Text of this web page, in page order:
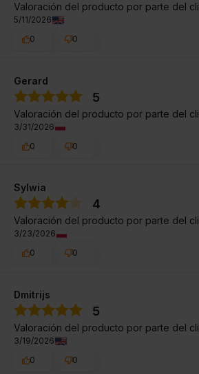
Valoración del producto por parte del
5/11/2026
0
0
Gerard
5
Valoración del producto por parte del
3/31/2026
0
0
Sylwia
4
Valoración del producto por parte del
3/23/2026
0
0
Dmitrijs
5
Valoración del producto por parte del
3/19/2026
0
0